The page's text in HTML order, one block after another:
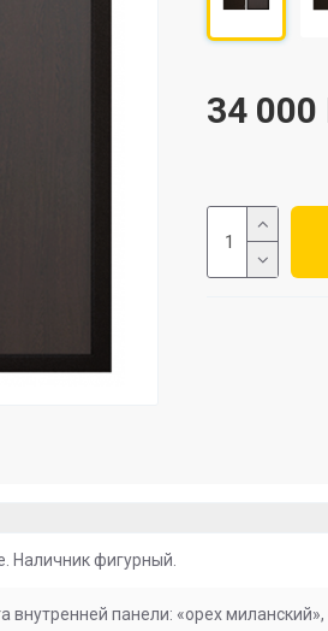
34 000
Наличник фигурный.
панели: «орех миланский»,